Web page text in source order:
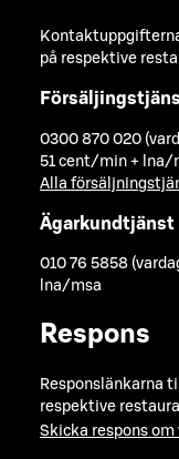
på respektive
0300 870 020
51 cent/min + lna/
Alla
Ägarkundtjänst
010 76 5858
lna/msa
Respons
Responslänkarna
respektive
Skicka respons